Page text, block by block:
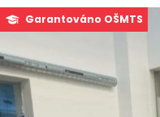
Garantováno OŠMTS